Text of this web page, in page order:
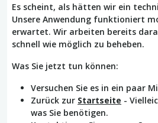
Es scheint, als hätten wir ein
Unsere Anwendung funktioniert
erwartet. Wir arbeiten bereits
schnell wie möglich zu beheben.
Was Sie jetzt tun können:
Versuchen Sie es in ein paar
Zurück zur Startseite -
was Sie benötigen.